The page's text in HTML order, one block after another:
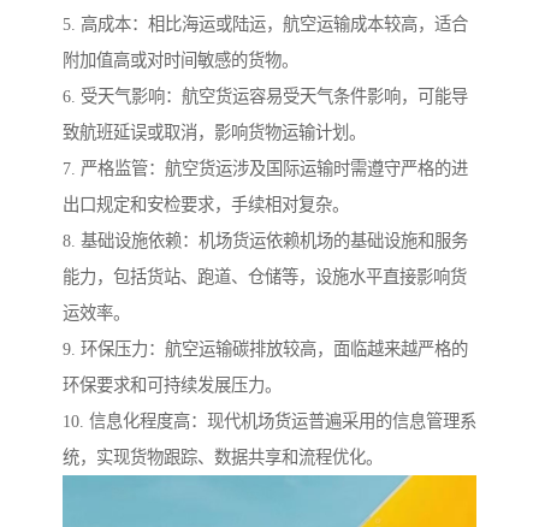
5. 高成本：相比海运或陆运，航空运输成本较高，适合
附加值高或对时间敏感的货物。
6. 受天气影响：航空货运容易受天气条件影响，可能导
致航班延误或取消，影响货物运输计划。
7. 严格监管：航空货运涉及国际运输时需遵守严格的进
出口规定和安检要求，手续相对复杂。
8. 基础设施依赖：机场货运依赖机场的基础设施和服务
能力，包括货站、跑道、仓储等，设施水平直接影响货
运效率。
9. 环保压力：航空运输碳排放较高，面临越来越严格的
环保要求和可持续发展压力。
10. 信息化程度高：现代机场货运普遍采用的信息管理系
统，实现货物跟踪、数据共享和流程优化。